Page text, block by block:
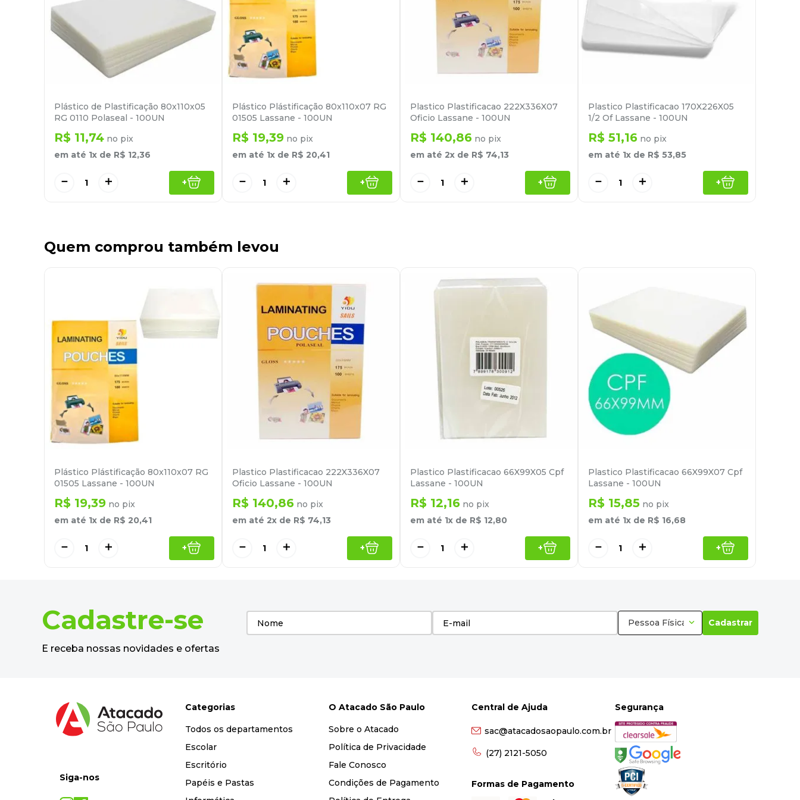
Plástico de Plastificação 80x110x05
RG 0110 Polaseal - 100UN
R$ 11,74 no pix
em até 1x de R$ 12,36
＋
－ +
Plástico Plástificação 80x110x07 RG
01505 Lassane - 100UN
R$ 19,39 no pix
em até 1x de R$ 20,41
＋
－ +
Plastico Plastificacao 222X336X07
Oficio Lassane - 100UN
R$ 140,86 no pix
em até 2x de R$ 74,13
＋
－ +
Plastico Plastificacao 170X226X05
1/2 Of Lassane - 100UN
R$ 51,16 no pix
em até 1x de R$ 53,85
＋
－ +
Quem comprou também levou
Plástico Plástificação 80x110x07 RG
01505 Lassane - 100UN
R$ 19,39 no pix
em até 1x de R$ 20,41
＋
－ +
Plastico Plastificacao 222X336X07
Oficio Lassane - 100UN
R$ 140,86 no pix
em até 2x de R$ 74,13
＋
－ +
Plastico Plastificacao 66X99X05 Cpf
Lassane - 100UN
R$ 12,16 no pix
em até 1x de R$ 12,80
＋
－ +
Plastico Plastificacao 66X99X07 Cpf
Lassane - 100UN
R$ 15,85 no pix
em até 1x de R$ 16,68
＋
－ +
Cadastre-se
E receba nossas novidades e ofertas
Pessoa Física Cadastrar
Siga-nos
Categorias
Todos os departamentos
Escolar
Escritório
Papéis e Pastas
O Atacado São Paulo
Sobre o Atacado
Política de Privacidade
Fale Conosco
Condições de Pagamento
Central de Ajuda
sac@atacadosaopaulo.com.br
(27) 2121-5050
Formas de Pagamento
Segurança